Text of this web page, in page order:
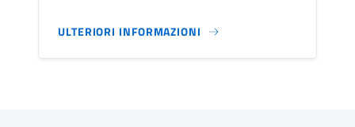
ULTERIORI INFORMAZIONI